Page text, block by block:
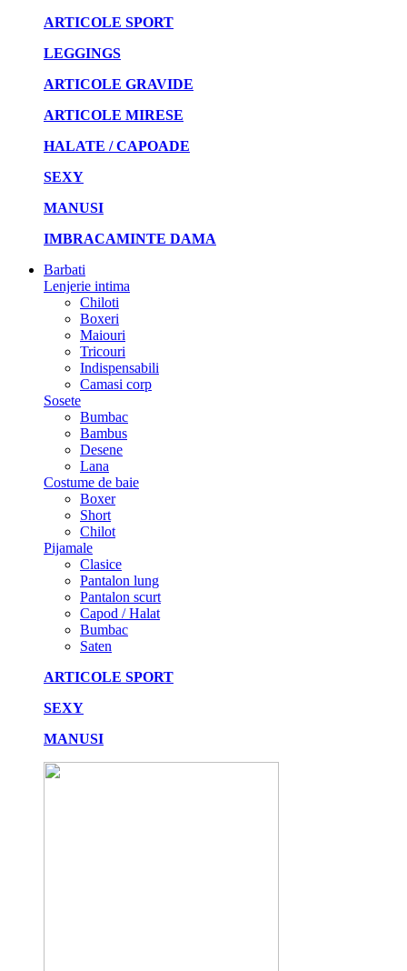
ARTICOLE SPORT
LEGGINGS
ARTICOLE GRAVIDE
ARTICOLE MIRESE
HALATE / CAPOADE
SEXY
MANUSI
IMBRACAMINTE DAMA
Barbati
Lenjerie intima
Chiloti
Boxeri
Maiouri
Tricouri
Indispensabili
Camasi corp
Sosete
Bumbac
Bambus
Desene
Lana
Costume de baie
Boxer
Short
Chilot
Pijamale
Clasice
Pantalon lung
Pantalon scurt
Capod / Halat
Bumbac
Saten
ARTICOLE SPORT
SEXY
MANUSI